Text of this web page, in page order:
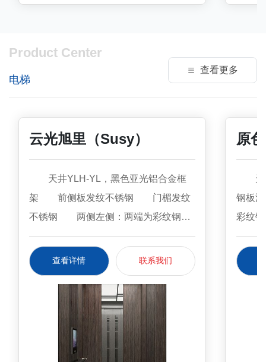
Product Center
电梯
查看更多
云光旭里（Susy）
天井YLH-YL，黑色亚光铝合金框
架 前侧板发纹不锈钢 门楣发纹
不锈钢 两侧左侧：两端为彩纹钢板
（KB19），中间为镜面不锈钢镀黑钛
+镜面饰条 右侧：两端为彩纹钢板
（KB19），中间为镜面不锈钢 后
侧板彩纹钢板（KB19）+镜面不锈
钢 轿门发纹不锈钢 操作盘BC-
T8A1 扶手深色木质直线型（MS-
91） 踢脚板黑色PVC 地板
查看详情 联系我们
原色
天
钢板
彩纹
+镜面
面 地